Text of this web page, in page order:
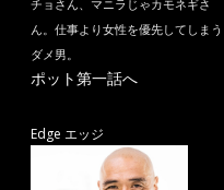
チョさん、マニラじゃカモネギさ
ん。仕事より女性を優先してしまう
ダメ男。
ポット第一話へ
Edge エッジ